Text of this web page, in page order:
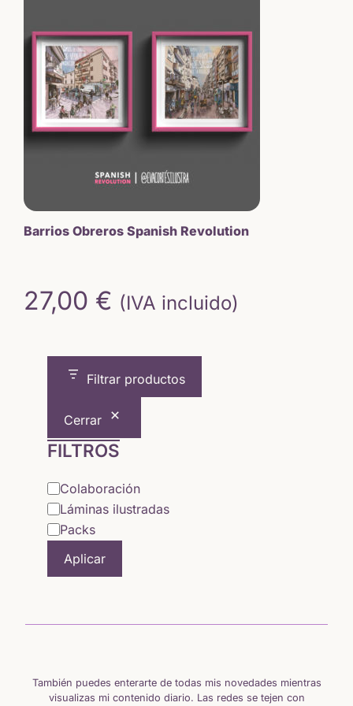
Barrios Obreros Spanish Revolution
27,00 € (IVA incluido)
Filtrar productos
Cerrar
FILTROS
Categoría
Colaboración
Láminas ilustradas
Packs
Aplicar
También puedes enterarte de todas mis novedades mientras
visualizas mi contenido diario. Las redes se tejen con